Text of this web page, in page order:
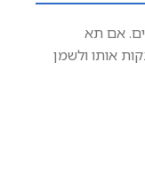
אם תא
אותו ולשמן